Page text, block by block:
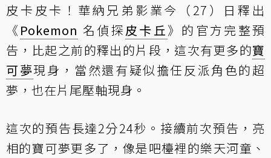
皮卡皮卡！華納兄弟影業今（27）日釋出
《 Pokemon 名偵探皮卡丘 》的官方完整預
告，比起之前的釋出的片段，這次有更多的寶
可夢現身，當然還有疑似擔任反派角色的超
夢，也在片尾壓軸現身。
這次的預告長達2分24秒。接續前次預告，亮
相的寶可夢更多了，像是吧檯裡的樂天河童、